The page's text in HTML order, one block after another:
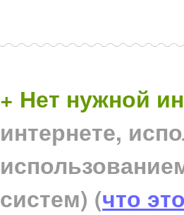
+ Нет нужной
интернете,
систем) (что